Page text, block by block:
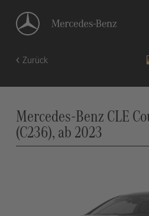
Zurück
Mercedes-Benz CLE
(C236), ab 2023